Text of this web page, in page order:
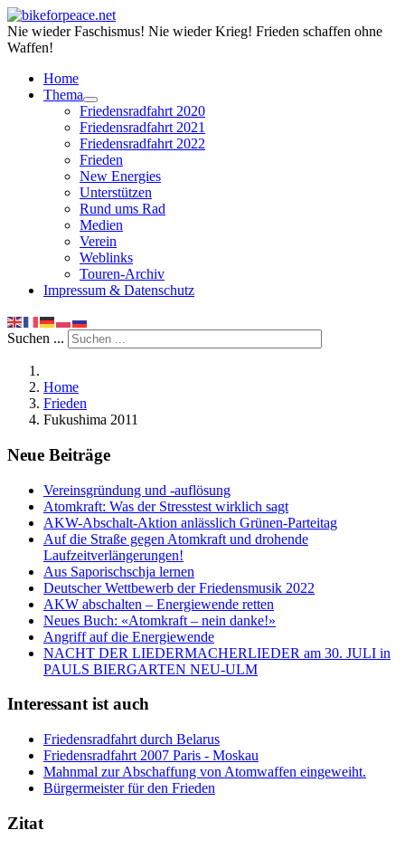
Nie wieder Faschismus! Nie wieder Krieg! Frieden schaffen ohne
Waffen!
Home
Thema
Friedensradfahrt 2020
Friedensradfahrt 2021
Friedensradfahrt 2022
Frieden
New Energies
Unterstützen
Rund ums Rad
Medien
Verein
Weblinks
Touren-Archiv
Impressum & Datenschutz
Suchen ...
Home
Frieden
Fukushima 2011
Neue Beiträge
Vereinsgründung und -auflösung
Atomkraft: Was der Stresstest wirklich sagt
AKW-Abschalt-Aktion anlässlich Grünen-Parteitag
Auf die Straße gegen Atomkraft und drohende
Laufzeitverlängerungen!
Aus Saporischschja lernen
Deutscher Wettbewerb der Friedensmusik 2022
AKW abschalten – Energiewende retten
Neues Buch: «Atomkraft – nein danke!»
Angriff auf die Energiewende
NACHT DER LIEDERMACHERLIEDER am 30. JULI in
PAULS BIERGARTEN NEU-ULM
Interessant ist auch
Friedensradfahrt durch Belarus
Friedensradfahrt 2007 Paris - Moskau
Mahnmal zur Abschaffung von Atomwaffen eingeweiht.
Bürgermeister für den Frieden
Zitat